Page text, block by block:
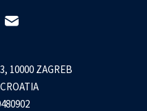
10000 ZAGREB